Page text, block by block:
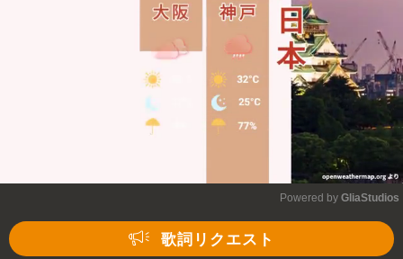
Powered by GliaStudios
歌詞リクエスト